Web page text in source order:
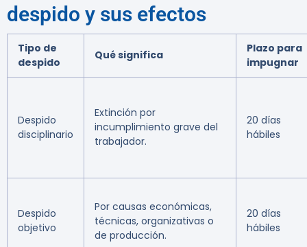
despido y sus efectos
Tipo de
despido
Qué significa
Plazo para
impugnar
Despido
disciplinario
Extinción por
incumplimiento grave del
trabajador.
20 días
hábiles
Despido
objetivo
Por causas económicas,
técnicas, organizativas o
de producción.
20 días
hábiles